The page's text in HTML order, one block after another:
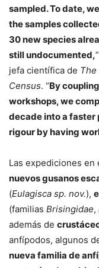
sampled. To date,
the samples
30 new species
still undocumented,
jefa científica de The
Census. “By
workshops, we
decade into a
rigour by having
Las expediciones en
nuevos gusanos
(Eulagisca sp. nov.),
(familias Brisingidae,
además de
anfípodos, algunos
nueva familia de